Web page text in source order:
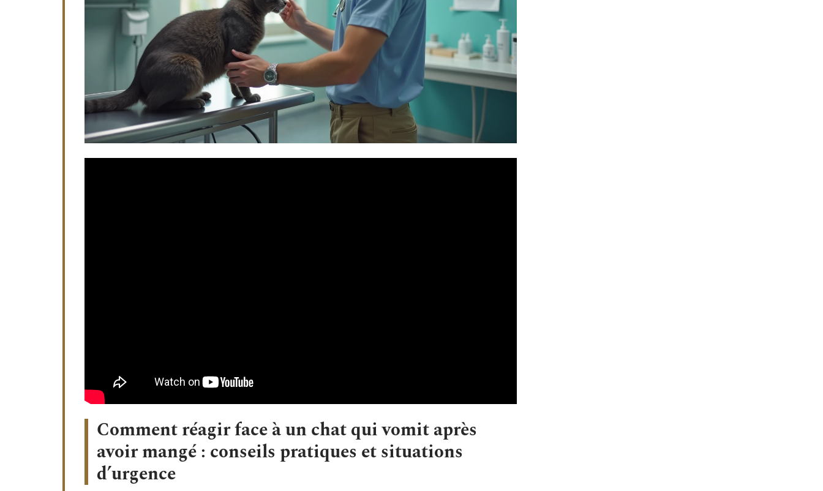
Comment réagir face à un chat qui vomit après
avoir mangé : conseils pratiques et situations
d’urgence